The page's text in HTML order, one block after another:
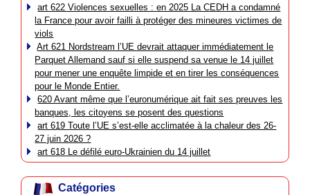
art 622 Violences sexuelles : en 2025 La CEDH a condamné
la France pour avoir failli à protéger des mineures victimes de
viols
Art 621 Nordstream l’UE devrait attaquer immédiatement le
Parquet Allemand sauf si elle suspend sa venue le 14 juillet
pour mener une enquête limpide et en tirer les conséquences
pour le Monde Entier.
620 Avant même que l’euronumérique ait fait ses preuves les
banques, les citoyens se posent des questions
art 619 Toute l’UE s’est-elle acclimatée à la chaleur des 26-
27 juin 2026 ?
art 618 Le défilé euro-Ukrainien du 14 juillet
Catégories